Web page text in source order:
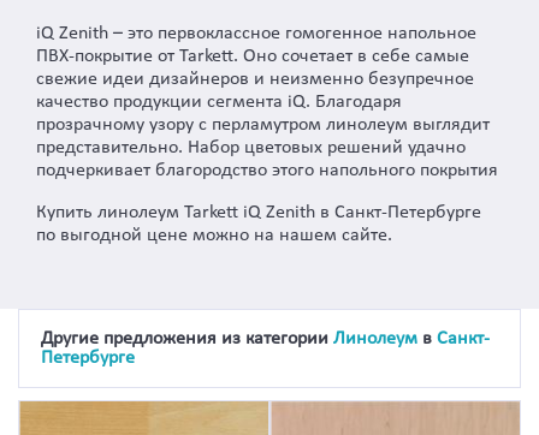
iQ Zenith – это первоклассное гомогенное напольное
ПВХ-покрытие от Tarkett. Оно сочетает в себе самые
свежие идеи дизайнеров и неизменно безупречное
качество продукции сегмента iQ. Благодаря
прозрачному узору с перламутром линолеум выглядит
представительно. Набор цветовых решений удачно
подчеркивает благородство этого напольного покрытия
Купить линолеум Tarkett iQ Zenith в Санкт-Петербурге
по выгодной цене можно на нашем сайте.
Другие предложения из категории Линолеум в Санкт-
Петербурге